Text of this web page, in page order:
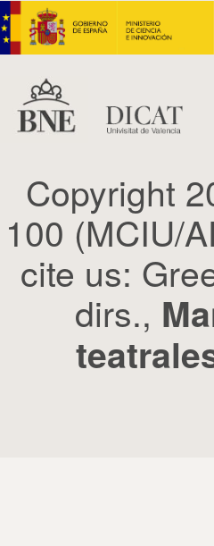
Copyright
100 (MCIU/
cite us:
dirs.,